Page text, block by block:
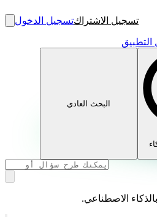
تسجيل الاشتراكتسجيل الدخول
البحث العادي
الاصطناعي.